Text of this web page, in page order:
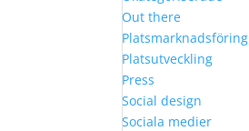
Out there
Platsmarknadsföring
Platsutveckling
Press
Social design
Sociala medier